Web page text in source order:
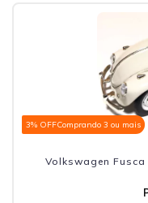
3% OFFComprando 3 ou mais
Volkswagen